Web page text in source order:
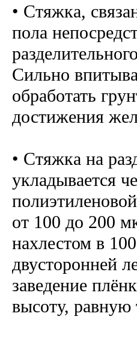
• Стяжка,
пола
Сильно
обработать
достижения
• Стяжка на
укладывается
от 100 до 200
нахлестом в
двусторонней
заведение
высоту,